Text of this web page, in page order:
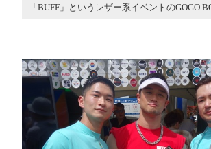
「BUFF」というレザー系イベントのGOGO